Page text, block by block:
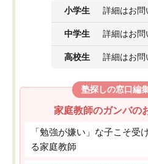
小学生 詳細はお問
中学生 詳細はお問
高校生 詳細はお問
塾探しの窓口編
家庭教師のガンバの
「勉強が嫌い」な子こそ受
る家庭教師